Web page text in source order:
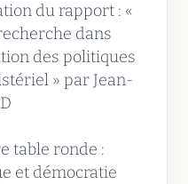
du rapport : «
dans
des politiques
» par Jean-
table ronde :
et démocratie